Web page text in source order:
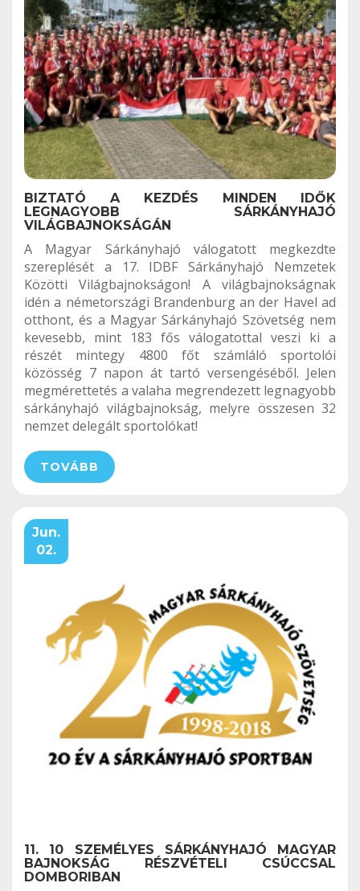
BIZTATÓ A KEZDÉS MINDEN IDŐK
LEGNAGYOBB SÁRKÁNYHAJÓ
VILÁGBAJNOKSÁGÁN
A Magyar Sárkányhajó válogatott megkezdte
szereplését a 17. IDBF Sárkányhajó Nemzetek
Közötti Világbajnokságon! A világbajnokságnak
idén a németországi Brandenburg an der Havel ad
otthont, és a Magyar Sárkányhajó Szövetség nem
kevesebb, mint 183 fős válogatottal veszi ki a
részét mintegy 4800 főt számláló sportolói
közösség 7 napon át tartó versengéséből. Jelen
megmérettetés a valaha megrendezett legnagyobb
sárkányhajó világbajnokság, melyre összesen 32
nemzet delegált sportolókat!
TOVÁBB
Jun.
02.
11. 10 SZEMÉLYES SÁRKÁNYHAJÓ MAGYAR
BAJNOKSÁG RÉSZVÉTELI CSÚCCSAL
DOMBORIBAN